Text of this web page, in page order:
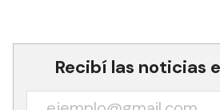
Recibí las noticias